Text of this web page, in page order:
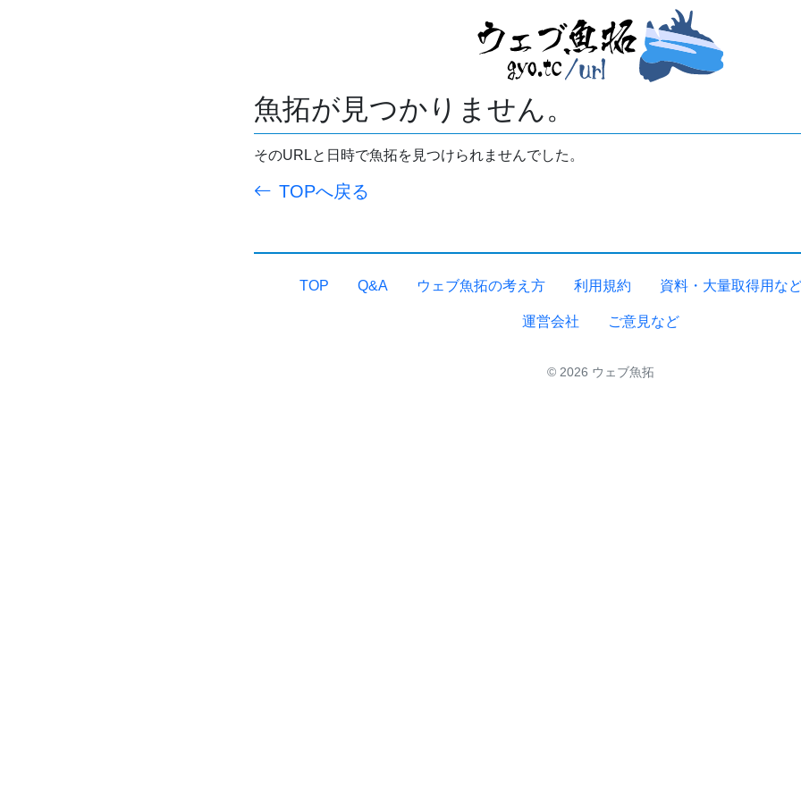
魚拓が見つかりません。
そのURLと日時で魚拓を見つけられませんでした。
TOPへ戻る
TOP Q&A ウェブ魚拓の考え方 利用規約 資料・大量取得用な
運営会社 ご意見など
© 2026 ウェブ魚拓